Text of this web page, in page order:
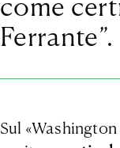
come
Ferrante”.
Sul